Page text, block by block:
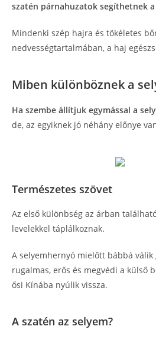
szatén párnahuzatok segíthetnek
Mindenki szép hajra és tökéletes
nedvességtartalmában, a haj
Miben különböznek a
Ha szembe állítjuk egymással a
de, az egyiknek jó néhány előnye
Természetes szövet
Az első különbség az árban
levelekkel táplálkoznak.
A selyemhernyó mielőtt bábbá
rugalmas, erős és megvédi a külső
ősi Kínába nyúlik vissza.
A szatén az selyem?